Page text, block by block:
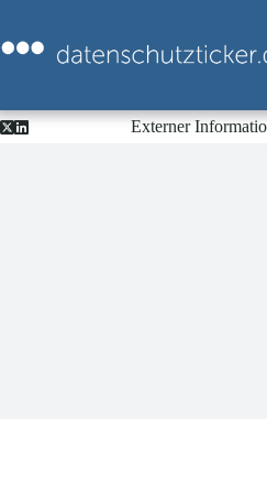
springen
Externer